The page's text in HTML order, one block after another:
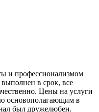
и профессионализмом
в срок, все
Цены на услуги
основополагающим в
был дружелюбен.